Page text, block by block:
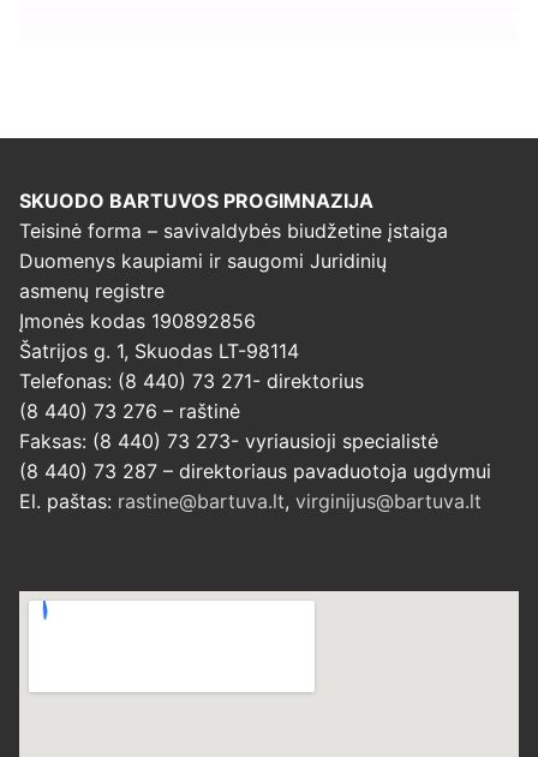
SKUODO BARTUVOS PROGIMNAZIJA
Teisinė forma – savivaldybės biudžetine įstaiga
Duomenys kaupiami ir saugomi Juridinių
asmenų registre
Įmonės kodas 190892856
Šatrijos g. 1, Skuodas LT-98114
Telefonas: (8 440) 73 271- direktorius
(8 440) 73 276 – raštinė
Faksas: (8 440) 73 273- vyriausioji specialistė
(8 440) 73 287 – direktoriaus pavaduotoja ugdymui
El. paštas: rastine@bartuva.lt, virginijus@bartuva.lt